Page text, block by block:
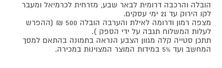
הובלה והרכבה דרומית לבאר שבע, מזרחית לכרמיאל ומעבר
לקו הירוק עד 21 ימי עסקים.
מצפה רמון ודרומה לאילת והערבה הובלה 500 ₪ (ההפרש
לעלות המשלוח תגבה על ידי הספק ).
תתכן סטייה קלה מגוון הצבע הנראה בתמונה בהתאם למסך
המחשב ועד 5% במידות המוצר המצוינות במכירה.